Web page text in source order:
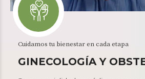
Cuidamos tu bienestar en cada etapa
GINECOLOGÍA Y